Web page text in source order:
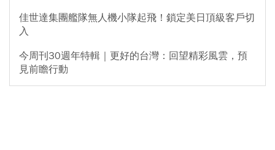
佳世達集團艦隊無人機小隊起飛！鎖定美日頂級客戶切
入
今周刊30週年特輯｜更好的台灣：回望精彩風雲，預
見前瞻行動